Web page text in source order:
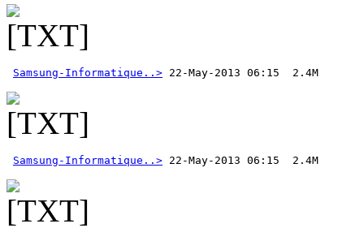
Samsung-Informatique..>
Samsung-Informatique..>